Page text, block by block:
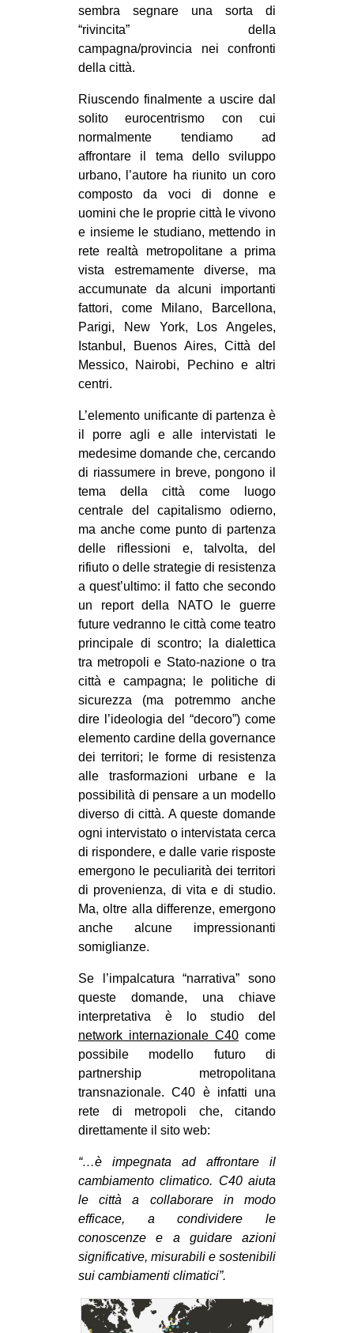
MANIFESTI
INTERNAZIONALE
AFRICA
AMERICHE
ESTREMO ORIENTE
EUROPA
MEDIO ORIENTE
MONDO
EVENTI
in
Fb
bsky
ms
SEARCH
sembra segnare una sorta di
“rivincita” della
campagna/provincia nei confronti
della città.
Riuscendo finalmente a uscire dal
solito eurocentrismo con cui
normalmente tendiamo ad
affrontare il tema dello sviluppo
urbano, l’autore ha riunito un coro
composto da voci di donne e
uomini che le proprie città le vivono
e insieme le studiano, mettendo in
rete realtà metropolitane a prima
vista estremamente diverse, ma
accumunate da alcuni importanti
fattori, come Milano, Barcellona,
Parigi, New York, Los Angeles,
Istanbul, Buenos Aires, Città del
Messico, Nairobi, Pechino e altri
centri.
L’elemento unificante di partenza è
il porre agli e alle intervistati le
medesime domande che, cercando
di riassumere in breve, pongono il
tema della città come luogo
centrale del capitalismo odierno,
ma anche come punto di partenza
delle riflessioni e, talvolta, del
rifiuto o delle strategie di resistenza
a quest’ultimo: il fatto che secondo
un report della NATO le guerre
future vedranno le città come teatro
principale di scontro; la dialettica
tra metropoli e Stato-nazione o tra
città e campagna; le politiche di
sicurezza (ma potremmo anche
dire l’ideologia del “decoro”) come
elemento cardine della governance
dei territori; le forme di resistenza
alle trasformazioni urbane e la
possibilità di pensare a un modello
diverso di città. A queste domande
ogni intervistato o intervistata cerca
di rispondere, e dalle varie risposte
emergono le peculiarità dei territori
di provenienza, di vita e di studio.
Ma, oltre alla differenze, emergono
anche alcune impressionanti
somiglianze.
Se l’impalcatura “narrativa” sono
queste domande, una chiave
interpretativa è lo studio del
network internazionale C40 come
possibile modello futuro di
partnership metropolitana
transnazionale. C40 è infatti una
rete di metropoli che, citando
direttamente il sito web:
“…è impegnata ad affrontare il
cambiamento climatico. C40 aiuta
le città a collaborare in modo
efficace, a condividere le
conoscenze e a guidare azioni
significative, misurabili e sostenibili
sui cambiamenti climatici”.